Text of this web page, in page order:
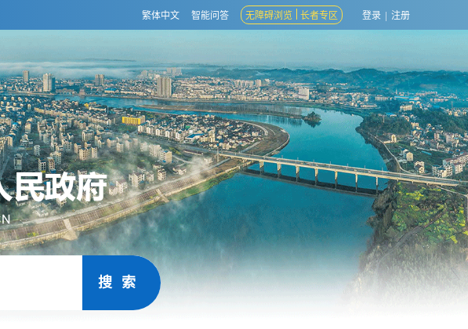
繁体中文 智能问答 无障碍浏览 长者专区 登录 | 注册